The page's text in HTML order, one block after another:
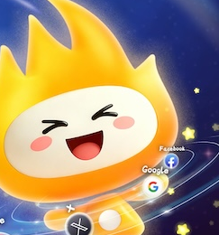
支持
旋风加速器
中心 雷霆加速
狂飙加速器
用一小时加速器
1元机场